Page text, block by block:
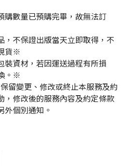
購數量已預購完畢，故無法訂
不保證出版當天立即取得，不
貨※
資材，若因運送過程有所損
。※
留變更、修改或終止本服務及約
，修改後的服務內容及約定條款
外個別通知。